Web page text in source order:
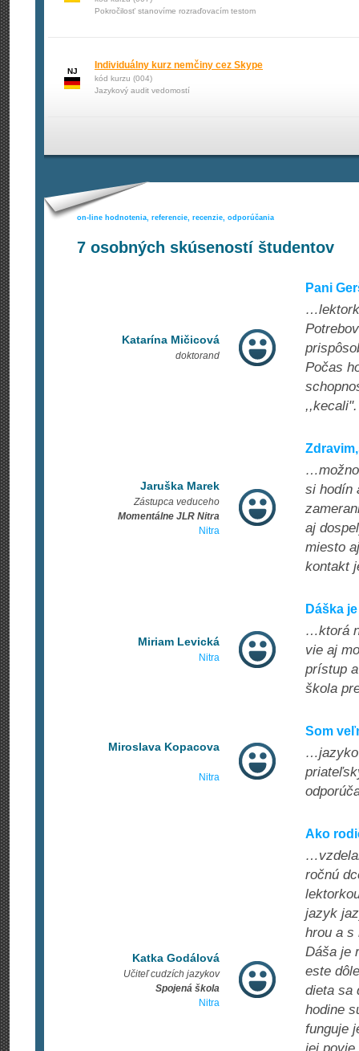
Pokročilosť stanovíme rozraďovacím testom
NJ
Individuálny kurz nemčiny cez Skype
kód kurzu (004)
Jazykový audit vedomostí
on-line hodnotenia, referencie, recenzie, odporúčania
7 osobných skúseností študentov
Katarína Mičicová
doktorand
Pani
Počas
Jaruška Marek
Zástupca veduceho
Momentálne JLR Nitra
Nitra
si hodín
aj
miesto
kontakt
Miriam Levická
Nitra
Dáška
…ktorá
vie aj
prístup
škola
Miroslava Kopacova
Nitra
Som
Katka Godálová
Učiteľ cudzích jazykov
Spojená škola
Nitra
Ako
ročnú
jazyk
hrou a s
Dáša je
este
dieta sa
hodine
funguje